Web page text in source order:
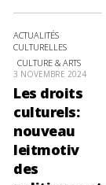
ACTUALITÉS
CULTURELLES
CULTURE & ARTS
3 NOVEMBRE 2024
Les droits
culturels:
nouveau
leitmotiv
des